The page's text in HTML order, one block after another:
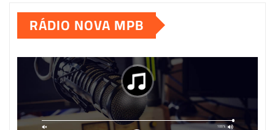
RÁDIO NOVA MPB